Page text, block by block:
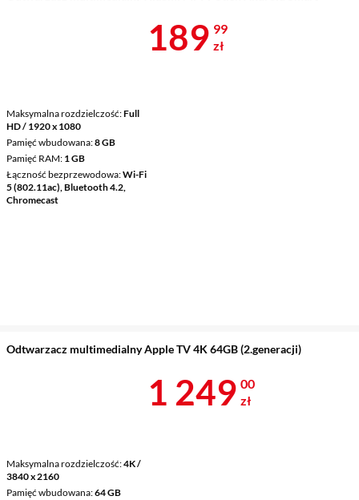
Maksymalna rozdzielczość Full
HD / 1920 x 1080
Pamięć wbudowana 8 GB
Pamięć RAM 1 GB
Łączność bezprzewodowa Wi-Fi
5 (802.11ac), Bluetooth 4.2,
Chromecast
Cena 189,99
189 99
zł
Odtwarzacz multimedialny Apple TV 4K 64GB (2.generacji)
Maksymalna rozdzielczość 4K /
3840 x 2160
Pamięć wbudowana 64 GB
Cena 1 249 zł
1 249 00
zł